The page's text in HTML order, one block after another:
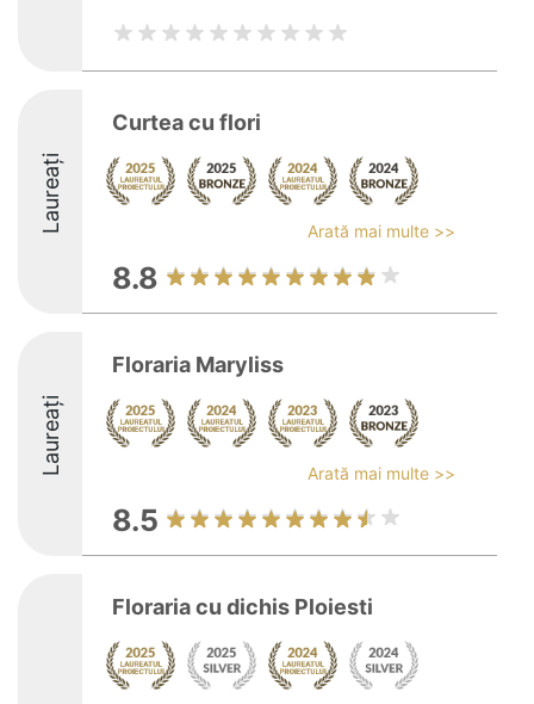
Laureați
Curtea cu flori
Arată mai multe >>
8.8
Laureați
Floraria Maryliss
Arată mai multe >>
8.5
Floraria cu dichis Ploiesti